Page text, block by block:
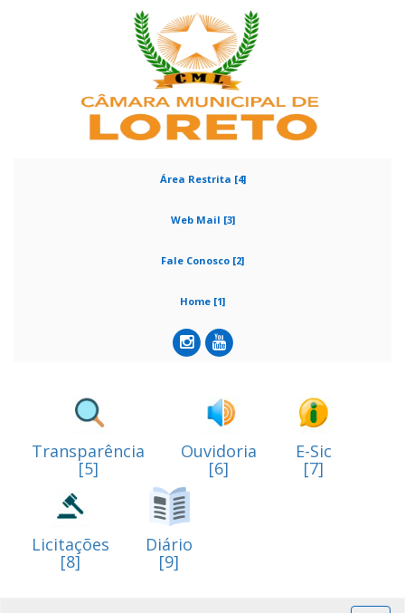
Área Restrita [4]
Web Mail [3]
Fale Conosco [2]
Home [1]
Transparência
[5]
Ouvidoria
[6]
E-Sic
[7]
Licitações
[8]
Diário
[9]